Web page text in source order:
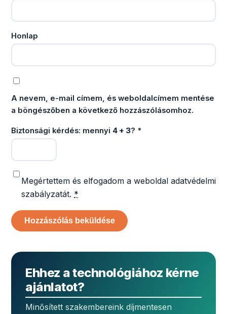
Honlap
A nevem, e-mail címem, és weboldalcímem mentése
a böngészőben a következő hozzászólásomhoz.
Biztonsági kérdés: mennyi 4 + 3? *
Megértettem és elfogadom a weboldal adatvédelmi
szabályzatát. *
Ehhez a technológiához kérne
ajánlatot?
Minősített szakembereink díjmentesen